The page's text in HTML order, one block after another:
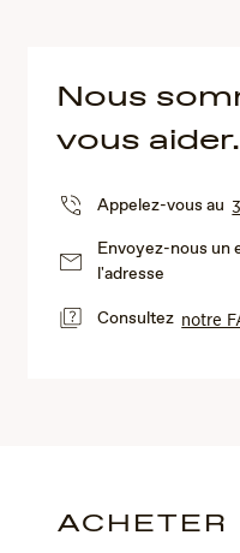
Nous
vous aider.
Appelez-vous au
Envoyez-nous un
l'adresse
Consultez notre
ACHETER